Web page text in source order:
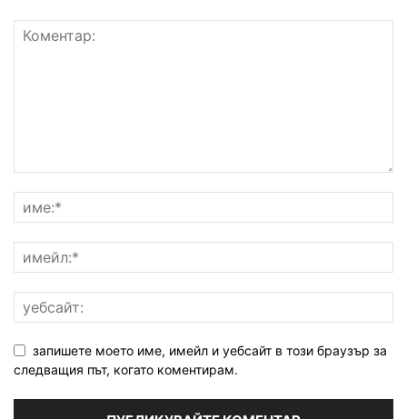
запишете моето име, имейл и уебсайт в този браузър за
следващия път, когато коментирам.